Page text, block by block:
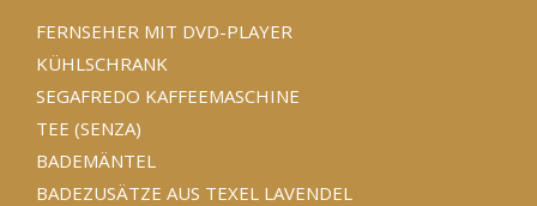
FERNSEHER MIT DVD-PLAYER
KÜHLSCHRANK
SEGAFREDO KAFFEEMASCHINE
TEE (SENZA)
BADEMÄNTEL
BADEZUSÄTZE AUS TEXEL LAVENDEL